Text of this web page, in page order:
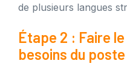
de plusieurs langues
Étape 2 : Faire
besoins du poste